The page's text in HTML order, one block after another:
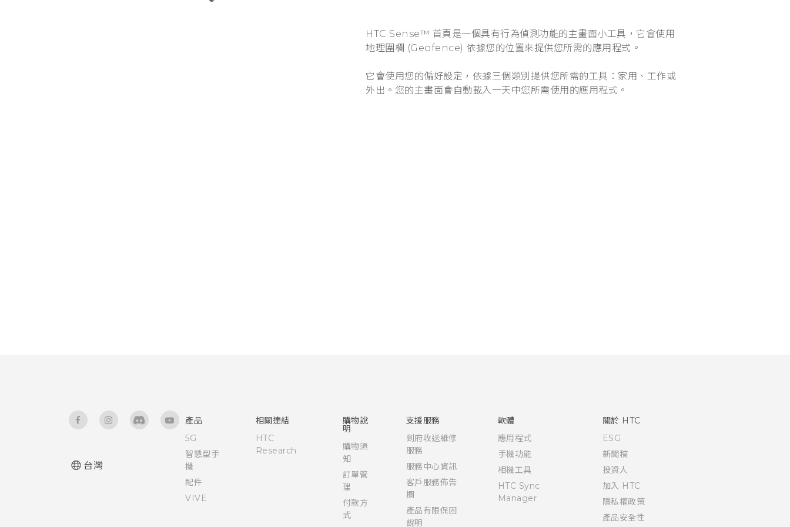
HTC Sense™ 首頁是一個具有行為偵測功能的主畫面小工具，它會使用
地理圍欄 (Geofence) 依據您的位置來提供您所需的應用程式。
它會使用您的偏好設定，依據三個類別提供您所需的工具：家用、工作或
外出。您的主畫面會自動載入一天中您所需使用的應用程式。
台灣
產品
5G
智慧型手
機
配件
VIVE
相關連結
HTC
Research
購物說
明
購物須
知
訂單管
理
付款方
式
支援服務
到府收送維修
服務
服務中心資訊
客戶服務佈告
欄
產品有限保固
說明
軟體
應用程式
手機功能
相機工具
HTC Sync
Manager
關於 HTC
ESG
新聞稿
投資人
加入 HTC
隱私權政策
產品安全性